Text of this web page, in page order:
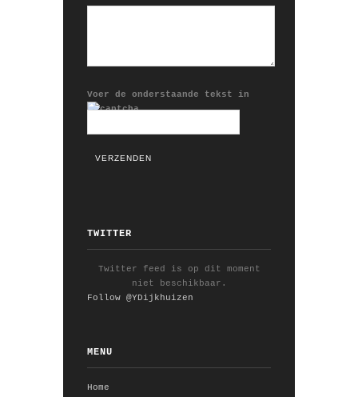
Voer de onderstaande tekst in
TWITTER
Twitter feed is op dit moment
niet beschikbaar.
Follow @YDijkhuizen
MENU
Home